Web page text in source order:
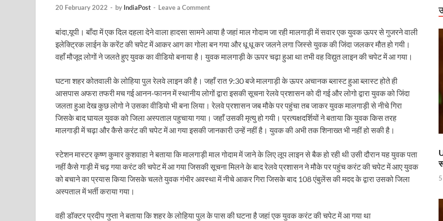
Uttarakhand Female Boxer: मुख्यमंत्री धामी से मिलीं अंतरराष्ट्रीय स्तर पर पदक जीतने वाली उत्तराखंड की महिला मुक्केबाज, मुख्यमंत्री ने किया
Bharat Tex 2026: टेक्सटाइल निवेश के प्रमुख गंतव्य के रूप में उभरा उत्तर प्रदेश
Shri Ram Mandir: श्रीराम मंदिर चढ़ावा चोरी के आरोपियों को वीआईपी सुविधा मिलने की खबरों का जेल प्रशासन ने किया खंडन
CM Yogi Barabanki Visit: मुख्यमंत्री योगी आदित्यनाथ सोमवार को बाराबंकी दौरे पर रहेंगे, विकास परियोजनाओं की देंगे सौगात
The Kshitij Show: द क्षितिज शो में पहुंचे जुयाल और निहारिका NM
Lok Sanvardhan Parva: देहरादून में मुख्यमंत्री पुष्कर सिंह धामी एवं केंद्रीय मंत्री किरेन रिजिजू ने किया छठे ‘लोक संवर्धन पर्व’ का शुभारंभ
Shri Kashi Vishwanath Mandir: उत्तरकाशी में CM पुष्कर सिंह धामी के CM के रूप में 5 वर्ष पूर्ण होने पर श्री काशी विश्वनाथ मंदिर में विशेष पूजा-
Dr.Teejan Bai: विश्वविख्यात पंडवानी गायिका, पद्म विभूषण डॉ. तीजन बाई के निधन
20 February 2022 - by IndiaPost - Leave a Comment
बांदा,यूपी। बाँदा में एक दिल दहला देने वाला हादसा सामने आया है जहां माल गोदाम जा रही मालगाड़ी में सवार एक युवक ऊपर से गुजरने वाली
इलेक्ट्रिक लाईन के करेंट की चपेट में आकर आग का गोला बन गया और धू धू कर जलने लगा जिस्से युवक की जिंदा जलकर मौत हो गयी।
वहाँ मौजूद लोगों ने जलते हुए युवक का वीडियो बनाया है। युवक मालगाड़ी के ऊपर चढ़ा हुआ था तभी वह विद्युत लाइन की चपेट में आ गया।
घटना शहर कोतवाली के लोहिया पुल रेलवे लाइन की है। जहाँ रात 9:30 बजे मालगाड़ी के ऊपर अचानक ब्लास्ट हुआ ब्लास्ट होते ही
आसपास अफरा तफरी मच गई आनन-फानन में स्थानीय लोगों द्वारा इसकी सूचना रेलवे प्रशासन को दी गई और लोगो द्वारा युवक को जिंदा
जलता हुआ देख कुछ लोगो ने उसका वीडियो भी बना लिया। रेलवे प्रशासन जब मौके पर पहुंचा तब जाकर युवक मालगाड़ी से नीचे गिरा
जिसके बाद घायल युवक को जिला अस्पताल पहुचाया गया। जहाँ उसकी मृत्यु हो गयी। प्रत्यक्षदर्शियों ने बताया कि युवक किस तरह
मालगाड़ी में चढ़ा और कैसे करंट की चपेट में आ गया इसकी जानकारी उन्हें नहीं है। युवक की अभी तक शिनाख्त भी नहीं हो सकी है।
स्टेशन मास्टर कृष्ण कुमार कुशवाहा ने बताया कि मालगाड़ी माल गोदाम में जाने के लिए लूप लाइन से बैक हो रही थी उसी दौरान यह युवक पता
नहीं कैसे गाड़ी में चढ़ गया करंट की चपेट में आ गया जिसकी सूचना मिलने के बाद रेलवे प्रशासन ने मौके पर पहुंच करंट की चपेट में आए युवक
को बचाने का प्रयास किया जिसके चलते युवक गंभीर अवस्था में नीचे आकर गिरा जिसके बाद 108 एंबुलेंस की मदद के द्वारा उसको जिला
अस्पताल में भर्ती कराया गया।
वही डॉक्टर प्रदीप गुप्ता ने बताया कि शहर के लोहिया पुल के पास की घटना है जहां एक युवक करंट की चपेट में आ गया था